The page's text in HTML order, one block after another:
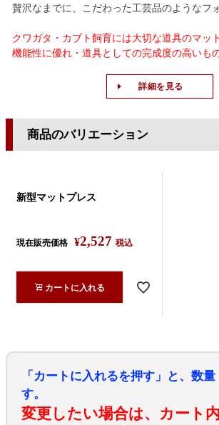
贅沢なまでに、こだわった工芸品のようなフ
クワガタ・カブト飼育には大切な道具のマッ
機能性に優れ・道具としての完成度の高いも
詳細を見る
商品のバリエーション
新型マットプレス
現在販売価格 ¥2,527 税込
カートに入れる
「カートに入れるを押す」と、数
す。
変更したい場合は、カート